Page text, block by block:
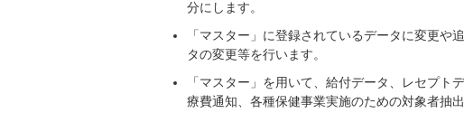
分にします。
「マスター」に登録されているデータに変更
タの変更等を行います。
「マスター」を用いて、給付データ、レセプ
療費通知、各種保健事業実施のための対象者抽